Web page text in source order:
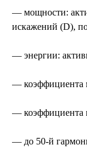
— мощности:
искажений (D),
— энергии:
— коэффициента
— коэффициента
— до 50-й